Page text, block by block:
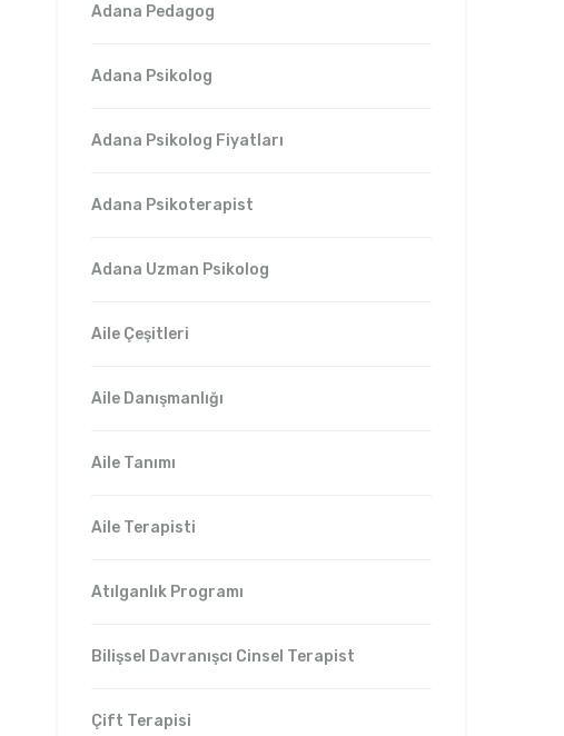
Adana Pedagog
Adana Psikolog
Adana Psikolog Fiyatları
Adana Psikoterapist
Adana Uzman Psikolog
Aile Çeşitleri
Aile Danışmanlığı
Aile Tanımı
Aile Terapisti
Atılganlık Programı
Bilişsel Davranışcı Cinsel Terapist
Çift Terapisi